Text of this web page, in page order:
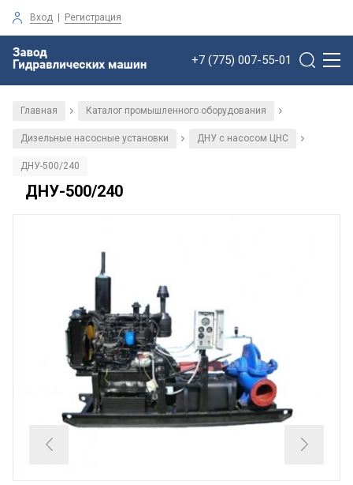
Вход | Регистрация
+7 (775) 007-55-01
Главная / Каталог промышленного оборудования /
Дизельные насосные установки / ДНУ с насосом ЦНС /
ДНУ-500/240
ДНУ-500/240